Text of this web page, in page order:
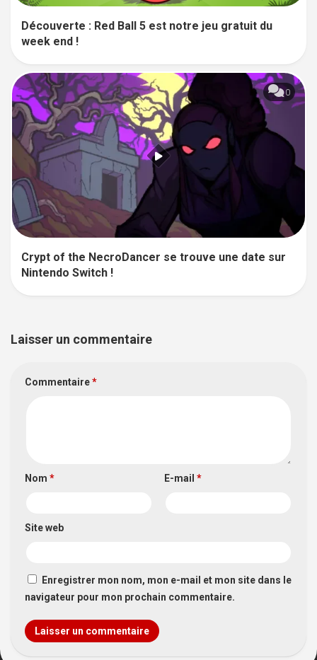
Découverte : Red Ball 5 est notre jeu gratuit du
week end !
0
Crypt of the NecroDancer se trouve une date sur
Nintendo Switch !
Laisser un commentaire
Commentaire*
Nom * E-mail *
Site web
Enregistrer mon nom, mon e-mail et mon site dans le
navigateur pour mon prochain commentaire.